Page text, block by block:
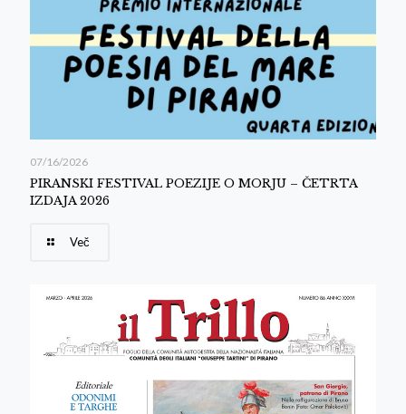
07/16/2026
PIRANSKI FESTIVAL POEZIJE O MORJU – ČETRTA
IZDAJA 2026
Več